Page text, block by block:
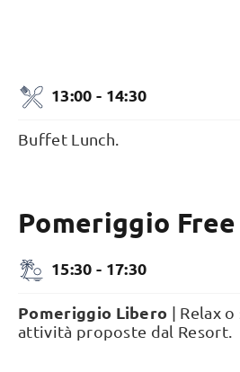
13:00 - 14:30
Buffet Lunch.
Pomeriggio Free
15:30 - 17:30
Pomeriggio Libero | Relax o
attività proposte dal Resort.